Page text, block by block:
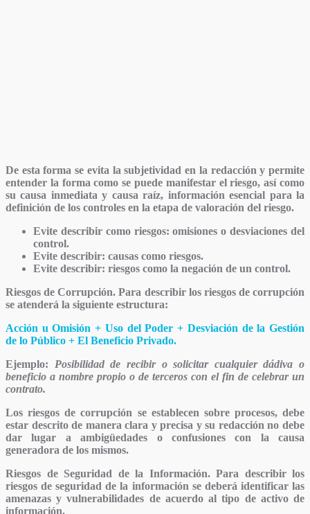
De esta forma se evita la subjetividad en la redacción y permite
entender la forma como se puede manifestar el riesgo, así como
su causa inmediata y causa raíz, información esencial para la
definición de los controles en la etapa de valoración del riesgo.
Evite describir como riesgos: omisiones o desviaciones del
control.
Evite describir: causas como riesgos.
Evite describir: riesgos como la negación de un control.
Riesgos de Corrupción. Para describir los riesgos de corrupción
se atenderá la siguiente estructura:
Acción u Omisión + Uso del Poder + Desviación de la Gestión
de lo Público + El Beneficio Privado.
Ejemplo: Posibilidad de recibir o solicitar cualquier dádiva o
beneficio a nombre propio o de terceros con el fin de celebrar un
contrato.
Los riesgos de corrupción se establecen sobre procesos, debe
estar descrito de manera clara y precisa y su redacción no debe
dar lugar a ambigüedades o confusiones con la causa
generadora de los mismos.
Riesgos de Seguridad de la Información.Para describir los
riesgos de seguridad de la información se deberá identificar las
amenazas y vulnerabilidades de acuerdo al tipo de activo de
información.